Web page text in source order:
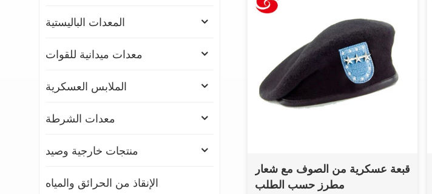
قبعة عسكرية من الصوف مع شعار
مطرز حسب الطلب
المعدات الباليستية
معدات ميدانية للقوات
الملابس العسكرية
معدات الشرطة
منتجات خارجية وصيد
الإنقاذ من الحرائق والمياه